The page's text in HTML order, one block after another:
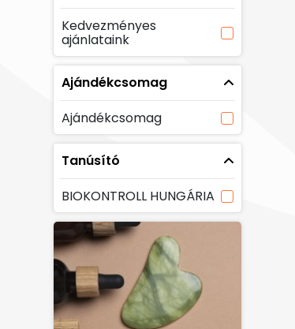
Kedvezményes
ajánlataink
Ajándékcsomag
Ajándékcsomag
Tanúsító
BIOKONTROLL HUNGÁRIA